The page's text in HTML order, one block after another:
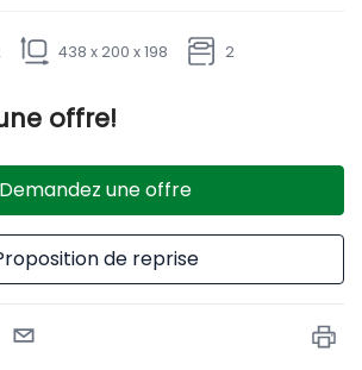
438 x 200 x 198 2
offre!
Demandez une offre
de reprise